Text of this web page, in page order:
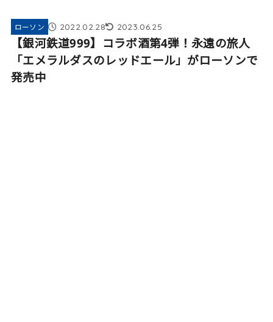
ローソン 2022.02.28 2023.06.25
【銀河鉄道999】コラボ酒第4弾！永遠の旅人
「エメラルダスのレッドエール」がローソンで
発売中